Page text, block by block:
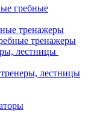
гребные
тренажеры
тренажеры
лестницы
лестницы